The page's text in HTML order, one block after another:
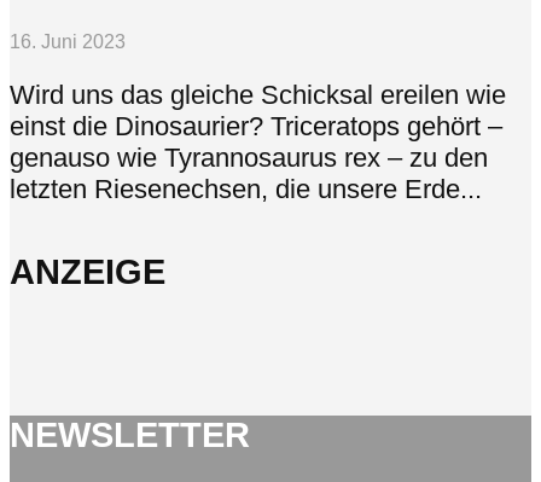
16. Juni 2023
Wird uns das gleiche Schicksal ereilen wie
einst die Dinosaurier? Triceratops gehört –
genauso wie Tyrannosaurus rex – zu den
letzten Riesenechsen, die unsere Erde...
ANZEIGE
NEWSLETTER